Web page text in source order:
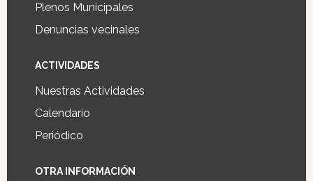
Plenos Municipales
Denuncias vecinales
ACTIVIDADES
Nuestras Actividades
Calendario
Periódico
OTRA INFORMACIÓN